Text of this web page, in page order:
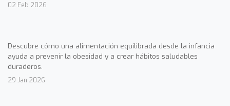
02 Feb 2026
Descubre cómo una alimentación equilibrada desde la infancia
ayuda a prevenir la obesidad y a crear hábitos saludables
duraderos.
29 Jan 2026